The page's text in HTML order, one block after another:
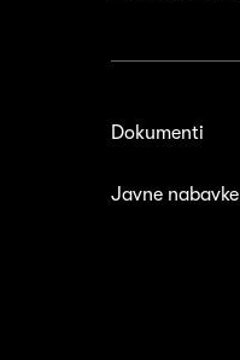
Dokumenti
Javne nabavke